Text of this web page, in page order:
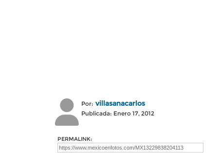
Por: villasanacarlos
Publicada: Enero 17, 2012
PERMALINK: